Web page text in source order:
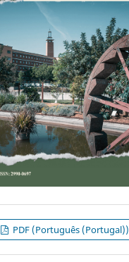
PDF (Português (Portugal))